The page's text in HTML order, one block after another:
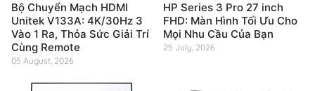
Bộ Chuyển Mạch HDMI
Unitek V133A: 4K/30Hz 3
Vào 1 Ra, Thỏa Sức Giải Trí
Cùng Remote
05 August, 2026
HP Series 3 Pro 27 inch
FHD: Màn Hình Tối Ưu Cho
Mọi Nhu Cầu Của Bạn
25 July, 2026